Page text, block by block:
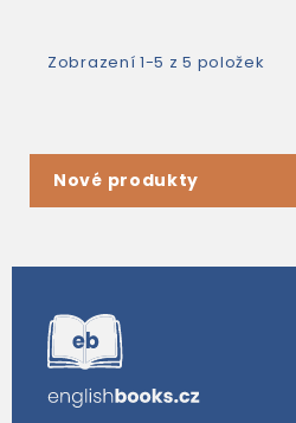
Zobrazení 1-5 z 5 položek
Nové produkty